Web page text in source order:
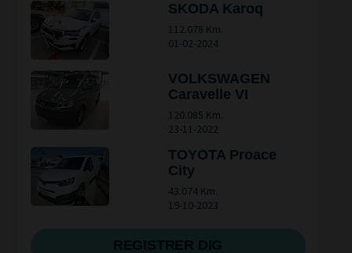
SKODA Karoq
112.078 Km.
01-02-2024
VOLKSWAGEN
Caravelle VI
120.085 Km.
23-11-2022
TOYOTA Proace
City
43.074 Km.
19-10-2023